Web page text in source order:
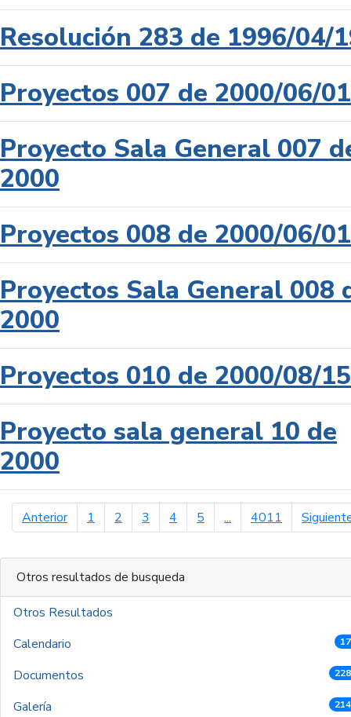
Resolución 283 de 1996/04/
Proyectos 007 de 2000/06/01
Proyecto Sala General 007
2000
Proyectos 008 de 2000/06/01
Proyectos Sala General 008
2000
Proyectos 010 de 2000/08/15
Proyecto sala general 10 de
2000
Anteriorpágina anterior
1 2 3 4 5 ... 4011
Otros resultados de busqueda
Otros Resultados
Calendario
Documentos
Galería